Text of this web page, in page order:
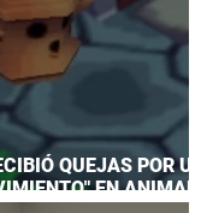
QUEJAS POR UN
EN ANIMAL